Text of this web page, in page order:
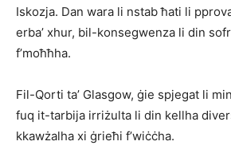
Iskozja. Dan wara li nstab ħati li
erba’ xhur, bil-konsegwenza li din
f’moħħha.
Fil-Qorti ta’ Glasgow, ġie spjegat li
fuq it-tarbija irriżulta li din kellha
kkawżalha xi ġrieħi f’wiċċha.